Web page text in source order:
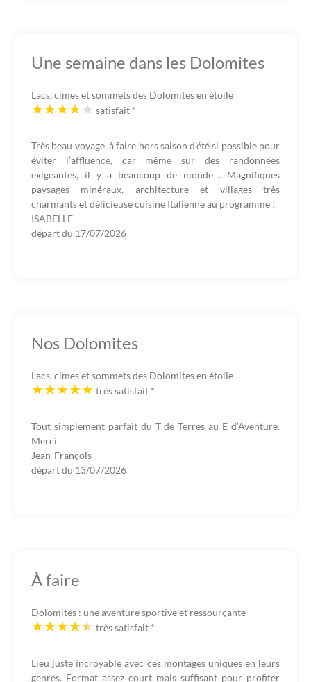
Une semaine dans les Dolomites
Lacs, cimes et sommets des Dolomites en étoile
satisfait *
Très beau voyage, à faire hors saison d’été si possible pour
éviter l’affluence, car même sur des randonnées
exigeantes, il y a beaucoup de monde . Magnifiques
paysages minéraux, architecture et villages très
charmants et délicieuse cuisine Italienne au programme !
ISABELLE
départ du 17/07/2026
Nos Dolomites
Lacs, cimes et sommets des Dolomites en étoile
très satisfait *
Tout simplement parfait du T de Terres au E d’Aventure.
Merci
Jean-François
départ du 13/07/2026
À faire
Dolomites : une aventure sportive et ressourçante
très satisfait *
Lieu juste incroyable avec ces montages uniques en leurs
genres. Format assez court mais suffisant pour profiter